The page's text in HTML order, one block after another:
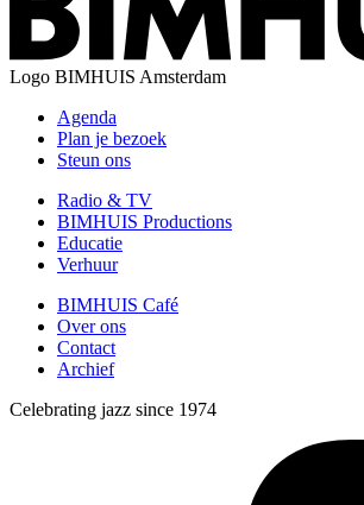
Logo BIMHUIS Amsterdam
Agenda
Plan je bezoek
Steun ons
Radio & TV
BIMHUIS Productions
Educatie
Verhuur
BIMHUIS Café
Over ons
Contact
Archief
Celebrating jazz since 1974